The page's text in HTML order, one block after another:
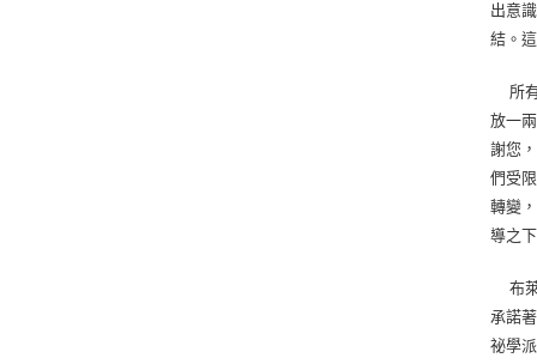
出意
結。
所有
放一
謝您
們受
轉變
導之
布萊
承諾
祕學